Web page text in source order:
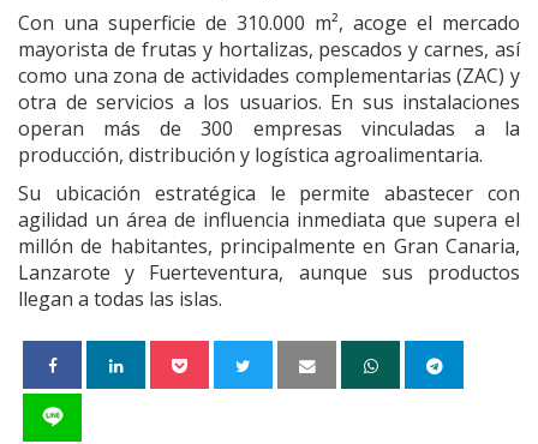
Con una superficie de 310.000 m², acoge el mercado
mayorista de frutas y hortalizas, pescados y carnes, así
como una zona de actividades complementarias (ZAC) y
otra de servicios a los usuarios. En sus instalaciones
operan más de 300 empresas vinculadas a la
producción, distribución y logística agroalimentaria.
Su ubicación estratégica le permite abastecer con
agilidad un área de influencia inmediata que supera el
millón de habitantes, principalmente en Gran Canaria,
Lanzarote y Fuerteventura, aunque sus productos
llegan a todas las islas.